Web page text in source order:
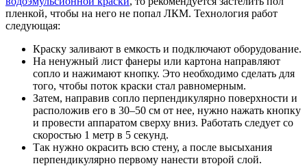
пленкой, чтобы на него не попал ЛКМ. Технология работ
следующая:
Краску заливают в емкость и подключают оборудование.
На ненужный лист фанеры или картона направляют
сопло и нажимают кнопку. Это необходимо сделать для
того, чтобы поток краски стал равномерным.
Затем, направив сопло перпендикулярно поверхности и
расположив его в 30–50 см от нее, нужно нажать кнопку
и провести аппаратом сверху вниз. Работать следует со
скоростью 1 метр в 5 секунд.
Так нужно окрасить всю стену, а после высыхания
перпендикулярно первому нанести второй слой.